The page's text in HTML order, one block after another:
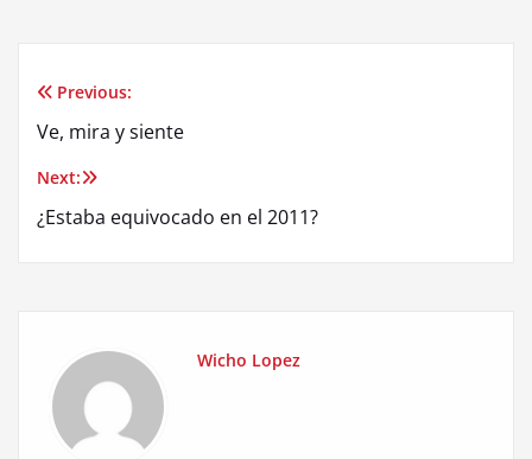
Post
navigation
Previous:
Ve, mira y siente
Next:
¿Estaba equivocado en el 2011?
Wicho Lopez